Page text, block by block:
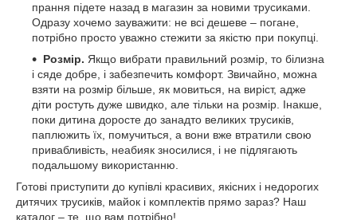
прання підете назад в магазин за новими трусиками.
Одразу хочемо зауважити: не всі дешеве – погане,
потрібно просто уважно стежити за якістю при покупці.
Розмір. Якщо вибрати правильний розмір, то білизна
і сяде добре, і забезпечить комфорт. Звичайно, можна
взяти на розмір більше, як мовиться, на виріст, адже
діти ростуть дуже швидко, але тільки на розмір. Інакше,
поки дитина доросте до занадто великих трусиків,
паплюжить їх, помучиться, а вони вже втратили свою
привабливість, неабияк зносилися, і не підлягають
подальшому використанню.
Готові приступити до купівлі красивих, якісних і недорогих
дитячих трусиків, майок і комплектів прямо зараз? Наш
каталог – те, що вам потрібно!